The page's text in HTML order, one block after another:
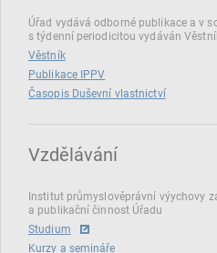
Úřad vydává odborné publikace a v
s týdenní periodicitou vydáván
Věstník
Publikace IPPV
Časopis Duševní vlastnictví
Vzdělávání
Institut průmyslověprávní výychovy
a publikační činnost Úřadu
Studium
Kurzy a semináře